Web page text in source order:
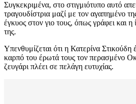
Συγκεκριμένα, στο στιγμιότυπο αυτό
τραγουδίστρια μαζί με τον αγαπημένο
έγκυος στον γιο τους, όπως γράφει και η
της.
Υπενθυμίζεται ότι η Κατερίνα
καρπό του έρωτά τους τον περασμένο
ζευγάρι πλέει σε πελάγη ευτυχίας.